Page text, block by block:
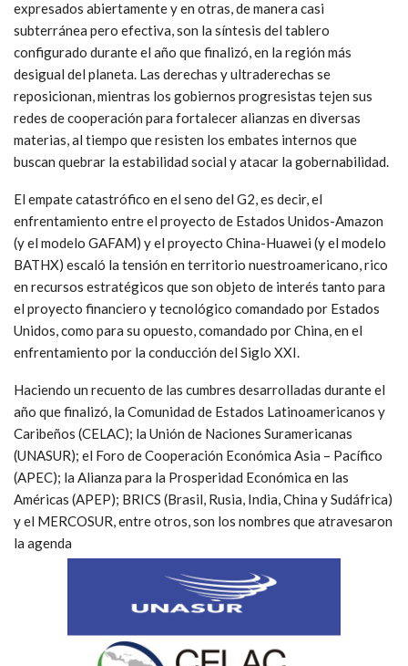
expresados abiertamente y en otras, de manera casi
subterránea pero efectiva, son la síntesis del tablero
configurado durante el año que finalizó, en la región más
desigual del planeta. Las derechas y ultraderechas se
reposicionan, mientras los gobiernos progresistas tejen sus
redes de cooperación para fortalecer alianzas en diversas
materias, al tiempo que resisten los embates internos que
buscan quebrar la estabilidad social y atacar la gobernabilidad.
El empate catastrófico en el seno del G2, es decir, el
enfrentamiento entre el proyecto de Estados Unidos-Amazon
(y el modelo GAFAM) y el proyecto China-Huawei (y el modelo
BATHX) escaló la tensión en territorio nuestroamericano, rico
en recursos estratégicos que son objeto de interés tanto para
el proyecto financiero y tecnológico comandado por Estados
Unidos, como para su opuesto, comandado por China, en el
enfrentamiento por la conducción del Siglo XXI.
Haciendo un recuento de las cumbres desarrolladas durante el
año que finalizó, la Comunidad de Estados Latinoamericanos y
Caribeños (CELAC); la Unión de Naciones Suramericanas
(UNASUR); el Foro de Cooperación Económica Asia – Pacífico
(APEC); la Alianza para la Prosperidad Económica en las
Américas (APEP); BRICS (Brasil, Rusia, India, China y Sudáfrica)
y el MERCOSUR, entre otros, son los nombres que atravesaron
la agenda